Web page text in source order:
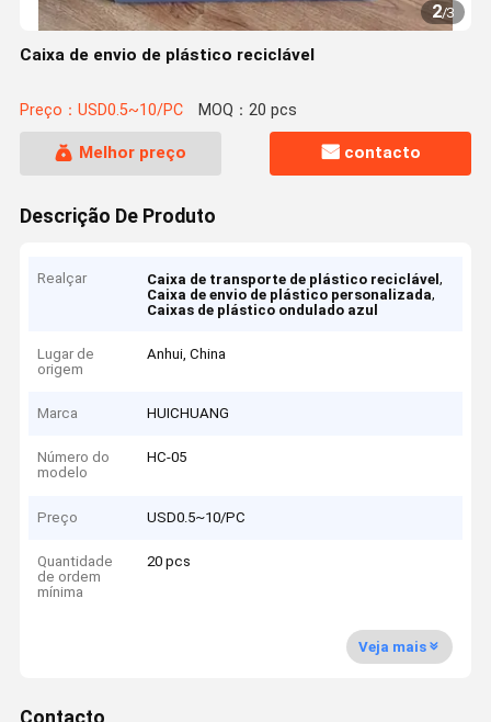
2/3
Caixa de envio de plástico reciclável
Preço：USD0.5~10/PC MOQ：20 pcs
Melhor preço contacto
Descrição De Produto
Realçar Caixa de transporte de plástico reciclável,
Caixa de envio de plástico personalizada,
Caixas de plástico ondulado azul
Lugar de
origem
Anhui, China
Marca HUICHUANG
Número do
modelo
HC-05
Preço USD0.5~10/PC
Quantidade
de ordem
mínima
20 pcs
Veja mais